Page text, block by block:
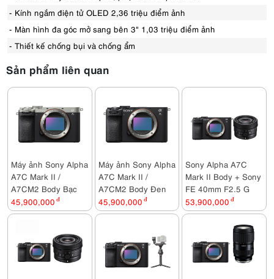
- Kính ngắm điện tử OLED 2,36 triệu điểm ảnh
- Màn hình đa góc mở sang bên 3" 1,03 triệu điểm ảnh
- Thiết kế chống bụi và chống ẩm
Sản phẩm liên quan
Máy ảnh Sony Alpha
A7C Mark II /
A7CM2 Body Bạc
45,900,000 đ
Máy ảnh Sony Alpha
A7C Mark II /
A7CM2 Body Đen
45,900,000 đ
Sony Alpha A7C
Mark II Body + Sony
FE 40mm F2.5 G
53,900,000 đ